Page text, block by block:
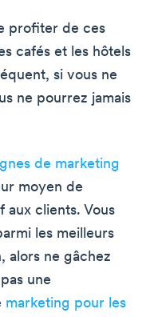
profiter de ces
cafés et les hôtels
si vous ne
ne pourrez jamais
de marketing
moyen de
clients. Vous
les meilleurs
alors ne gâchez
une
marketing pour les